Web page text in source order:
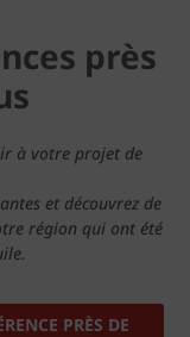
près
à votre projet de
et découvrez de
région qui ont été
PRÈS DE